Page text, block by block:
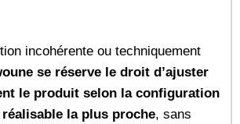
incohérente ou techniquement
se réserve le droit d’ajuster
le produit selon la configuration
la plus proche, sans